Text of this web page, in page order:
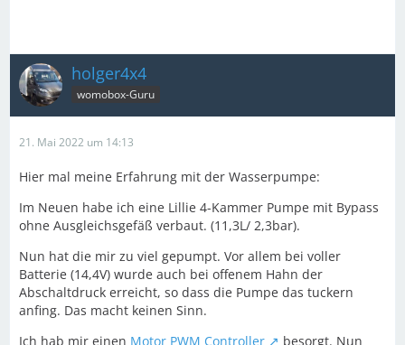
holger4x4
womobox-Guru
21. Mai 2022 um 14:13
Hier mal meine Erfahrung mit der Wasserpumpe:
Im Neuen habe ich eine Lillie 4-Kammer Pumpe mit Bypass
ohne Ausgleichsgefäß verbaut. (11,3L/ 2,3bar).
Nun hat die mir zu viel gepumpt. Vor allem bei voller
Batterie (14,4V) wurde auch bei offenem Hahn der
Abschaltdruck erreicht, so dass die Pumpe das tuckern
anfing. Das macht keinen Sinn.
Ich hab mir einen Motor PWM Controller
besorgt. Nun